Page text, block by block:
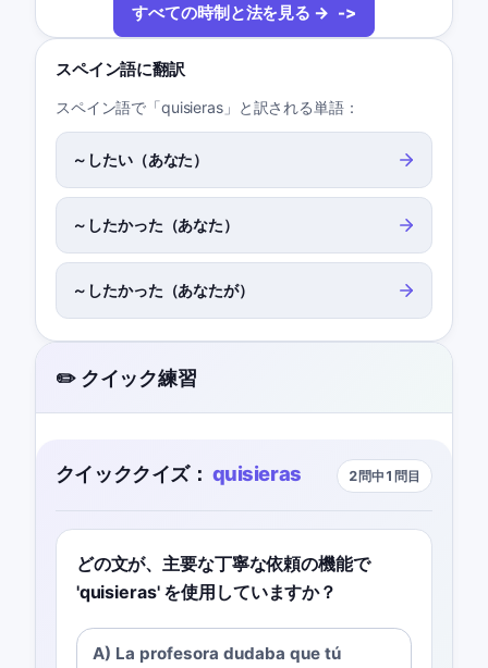
すべての時制と法を見る →
スペイン語に翻訳
スペイン語で「quisieras」と訳される単語：
～したい（あなた）
～したかった（あなた）
～したかった（あなたが）
✏️ クイック練習
クイッククイズ： quisieras 2問中1問目
どの文が、主要な丁寧な依頼の機能で
'quisieras' を使用していますか？
A) La profesora dudaba que tú